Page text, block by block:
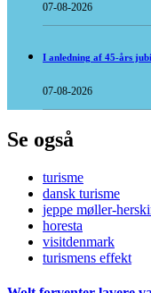
07-08-2026
I anledning af 45-års
07-08-2026
Se også
turisme
dansk turisme
jeppe møller-
horesta
visitdenmark
turismens effekt